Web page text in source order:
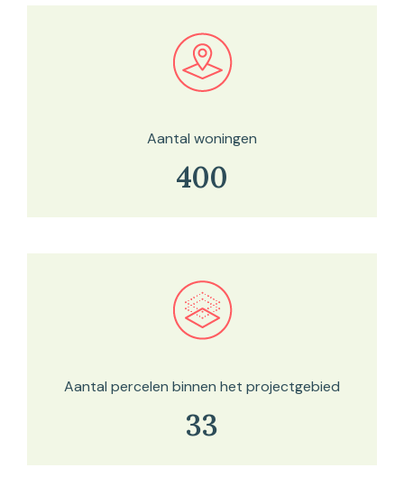
Bekijk in onze kaartviewer
Aantal woningen
400
Bekijk in onze kaartviewer
Aantal percelen binnen het projectgebied
33